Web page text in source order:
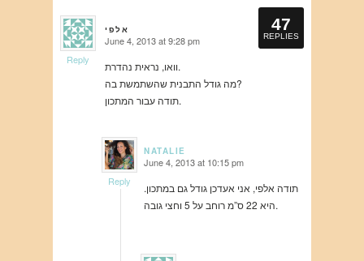
47
REPLIES
אלפי
says: June 4, 2013 at 9:28 pm
וואו, נראית נהדרת.
מה גודל התבנית שהשתמשת בה?
תודה עבור המתכון.
Reply
NATALIE
says: June 4, 2013 at 10:15 pm
תודה אלפי, אני אעדכן גודל גם במתכון.
היא 22 ס”מ רוחב על 5 וחצי גובה.
Reply